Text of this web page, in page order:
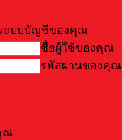
ะบบบัญชีของคุณ
ชื่อผู้ใช้ของคุณ
รหัสผ่านของคุณ
ณ